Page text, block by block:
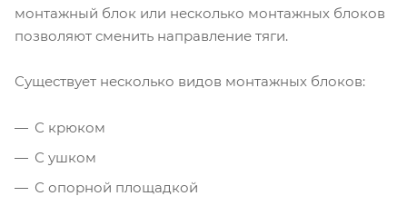
монтажный блок или несколько монтажных блоков
позволяют сменить направление тяги.
Существует несколько видов монтажных блоков:
С крюком
С ушком
С опорной площадкой